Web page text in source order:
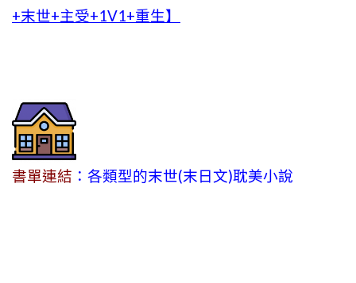
+末世+主受+1V1+重生】
書單連結 ：各類型的末世(末日文)耽美小說